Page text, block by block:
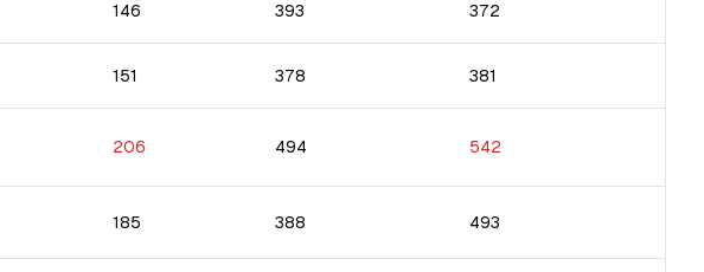
146 393 372
151 378 381
206 494 542
185 388 493